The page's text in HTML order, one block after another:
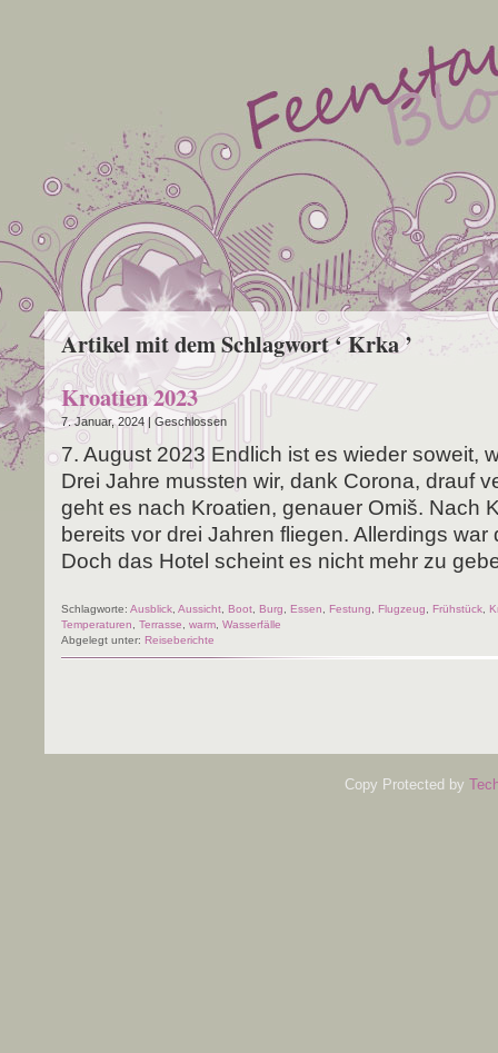
Artikel mit dem Schlagwort ‘ Krka ’
Kroatien 2023
7. Januar, 2024 | Geschlossen
7. August 2023 End­lich ist es wie­der soweit,
Drei Jah­re muss­ten wir, dank Coro­na, drauf
geht es nach Kroa­ti­en, genau­er Omiš. Nach
bereits vor drei Jah­ren flie­gen. Aller­dings
Doch das Hotel scheint es nicht mehr zu
Schlagworte: Ausblick Aussicht Boot Burg Essen Festung Flugzeug Frühstück
Temperaturen
Terrasse warm Wasserfälle
Abgelegt unter: Reiseberichte
Copy Protected by